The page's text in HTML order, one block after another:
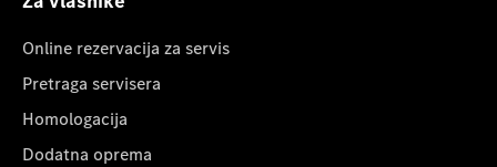
Online rezervacija za servis
Pretraga servisera
Homologacija
Dodatna oprema